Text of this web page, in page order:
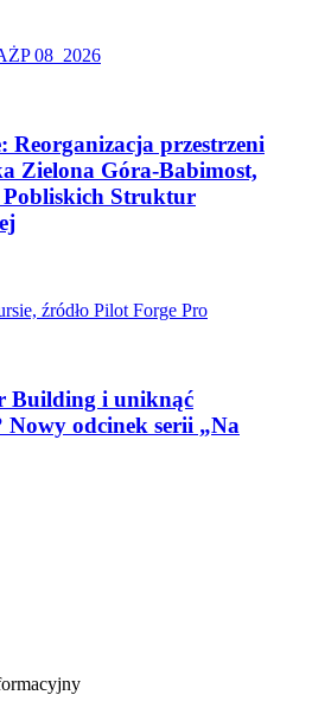
Reorganizacja przestrzeni
Zielona Góra-Babimost,
Struktur
Building i uniknąć
Nowy odcinek serii „Na